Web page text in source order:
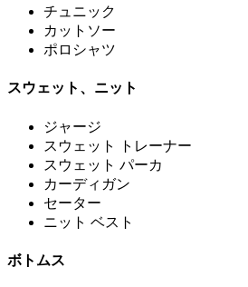
チュニック
カットソー
ポロシャツ
スウェット、ニット
ジャージ
スウェット トレーナー
スウェット パーカ
カーディガン
セーター
ニット ベスト
ボトムス